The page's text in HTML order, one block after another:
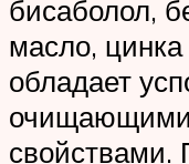
бисаболол,
масло,
обладает
свойствами.